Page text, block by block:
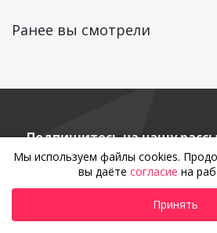
Ранее вы смотрели
Подпишитесь на нашу
курс грамотного
Мы используем файлы cookies.
вы даёте согласие на
Принять